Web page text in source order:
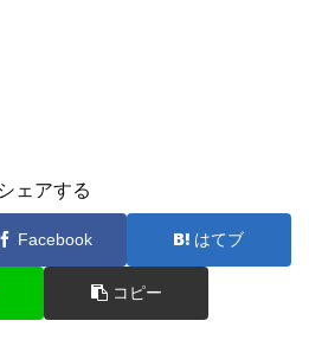
シェアする
Facebook はてブ
コピー